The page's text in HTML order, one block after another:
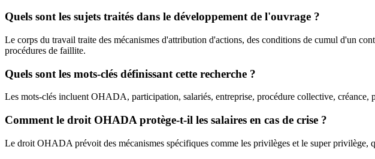
Quels sont les sujets traités dans le développement de l'ouvrage ?
Le corps du travail traite des mécanismes d'attribution d'actions, des conditions de cumul d'un
procédures de faillite.
Quels sont les mots-clés définissant cette recherche ?
Les mots-clés incluent OHADA, participation, salariés, entreprise, procédure collective, créance,
Comment le droit OHADA protège-t-il les salaires en cas de crise ?
Le droit OHADA prévoit des mécanismes spécifiques comme les privilèges et le super privilège,